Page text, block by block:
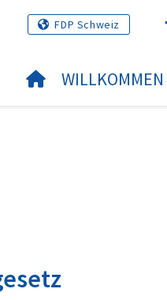
FDP Schweiz
WILLKOMMEN